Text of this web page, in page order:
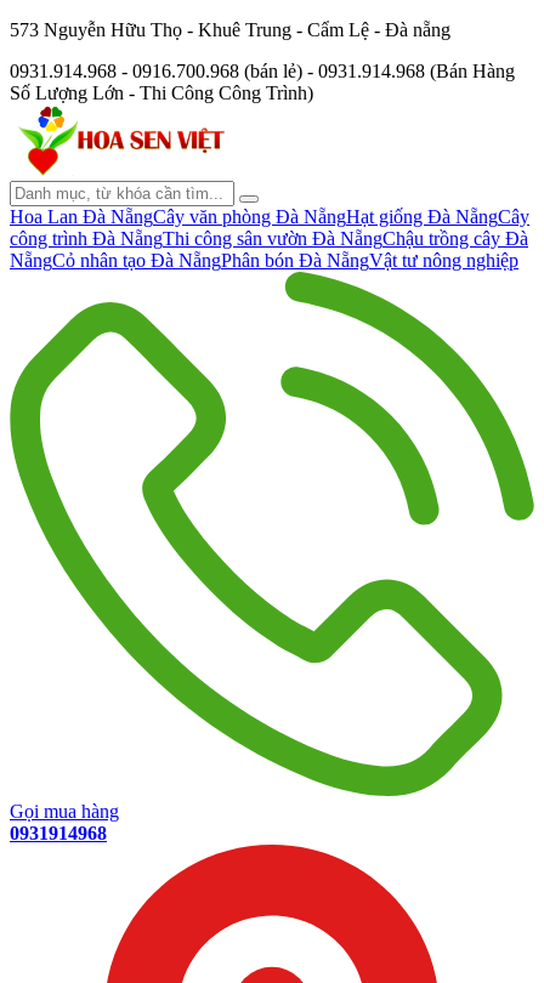
573 Nguyễn Hữu Thọ - Khuê Trung - Cẩm Lệ - Đà nẵng
0931.914.968 - 0916.700.968 (bán lẻ) - 0931.914.968 (Bán Hàng
Số Lượng Lớn - Thi Công Công Trình)
Hoa Lan Đà NẵngCây văn phòng Đà NẵngHạt giống Đà NẵngCây
công trình Đà NẵngThi công sân vườn Đà NẵngChậu trồng cây Đà
NẵngCỏ nhân tạo Đà NẵngPhân bón Đà NẵngVật tư nông nghiệp
Gọi mua hàng
0931914968